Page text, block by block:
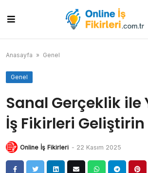
content
Anasayfa » Genel
Genel
Sanal Gerçeklik ile
İş Fikirleri Geliştirin
Online İş Fikirleri - 22 Kasım 2025